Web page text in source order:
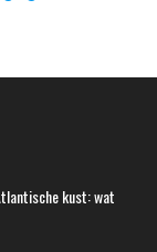
kust: wat